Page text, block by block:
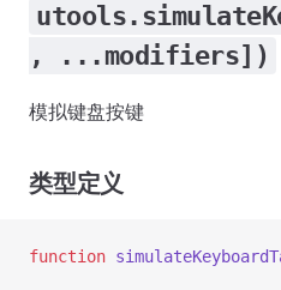
, ...modifiers])
模拟键盘按键
类型定义
function